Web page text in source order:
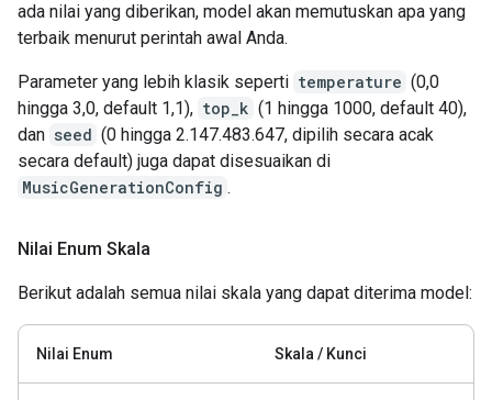
ada nilai yang diberikan, model akan memutuskan apa yang
terbaik menurut perintah awal Anda.
Parameter yang lebih klasik seperti temperature (0,0
hingga 3,0, default 1,1), top_k (1 hingga 1000, default 40),
dan seed (0 hingga 2.147.483.647, dipilih secara acak
secara default) juga dapat disesuaikan di
MusicGenerationConfig .
Nilai Enum Skala
Berikut adalah semua nilai skala yang dapat diterima model:
Nilai Enum Skala / Kunci